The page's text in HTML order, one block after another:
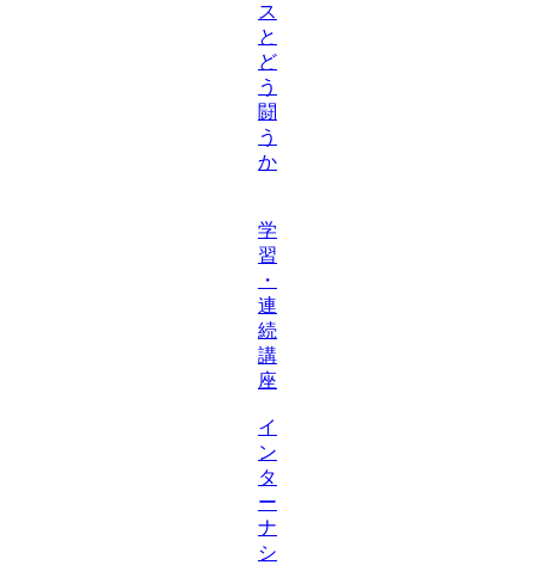
ス
と
ど
う
闘
う
か
学
習
・
連
続
講
座
イ
ン
タ
ー
ナ
シ